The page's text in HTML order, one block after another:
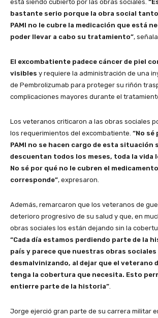
está siendo cubierto por las obras sociales.
bastante serio porque la obra social tanto
PAMI no le cubre la medicación que está
poder llevar a cabo su tratamiento”,
El excombatiente padece cáncer de piel
visibles y requiere la administración de una
de Pembrolizumab para proteger su riñón
complicaciones mayores durante el
Los veteranos criticaron a las obras sociales
los requerimientos del excombatiente. “No sé
PAMI no se hacen cargo de esta situación
descuentan todos los meses, toda la vida
No sé por qué no le cubren el
corresponde”, expresaron.
Además, remarcaron que los veteranos de
deterioro progresivo de su salud y que, en
obras sociales los están dejando sin la
“Cada día estamos perdiendo parte de la
país y parece que nuestras obras
desmalvinizando, al dejar que el veterano
tenga la cobertura que necesita. Esto
entierre parte de la historia”
Jorge ejerció gran parte de su carrera militar